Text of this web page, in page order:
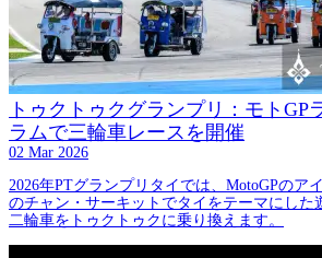
トゥクトゥクグランプリ：モトGP
ラムで三輪車レースを開催
02 Mar 2026
2026年PTグランプリタイでは、MotoGPのア
のチャン・サーキットでタイをテーマにした
二輪車をトゥクトゥクに乗り換えます。